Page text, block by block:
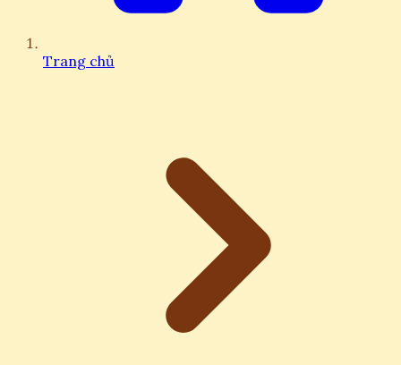
Trang chủ